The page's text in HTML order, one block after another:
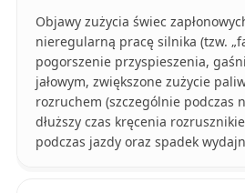
Objawy zużycia świec
nieregularną pracę silnika (tzw.
pogorszenie przyspieszenia,
jałowym, zwiększone zużycie
rozruchem (szczególnie podczas
dłuższy czas kręcenia
podczas jazdy oraz spadek